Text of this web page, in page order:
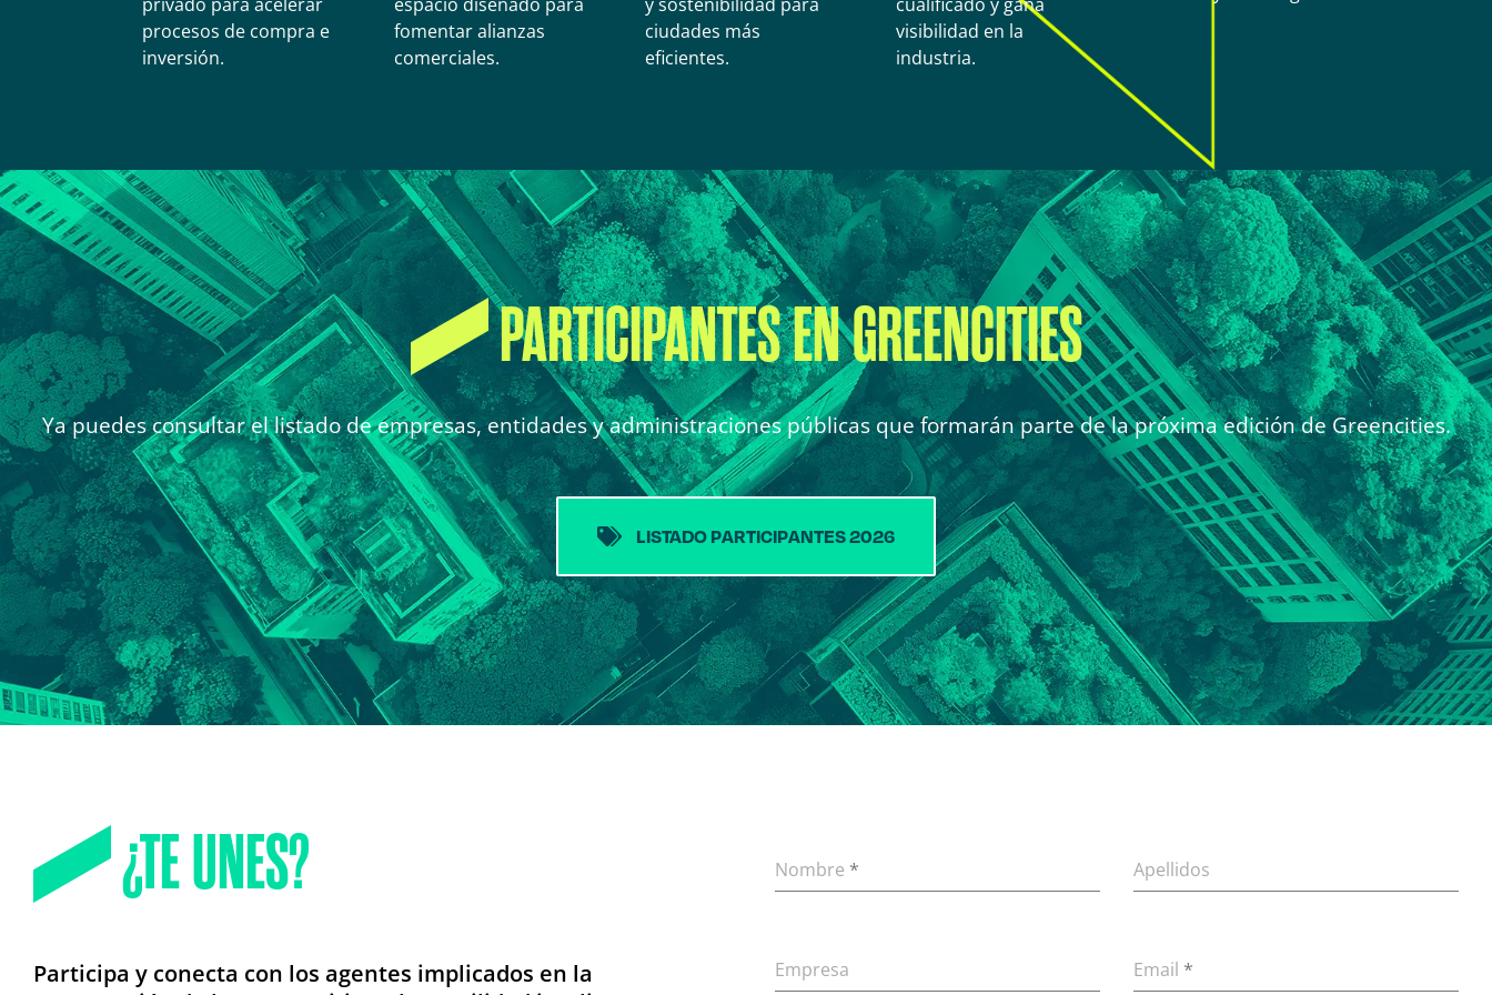
procesos de compra e
inversión.
fomentar alianzas
comerciales.
ciudades más
eficientes.
visibilidad en la
industria.
PARTICIPANTES EN GREENCITIES
Ya puedes consultar el listado de empresas, entidades y administraciones públicas que formarán parte de la próxima edición de Greencities.
LISTADO PARTICIPANTES 2026
¿TE UNES?
Participa y conecta con los agentes implicados en la
Nombre * Apellidos
Empresa Email *